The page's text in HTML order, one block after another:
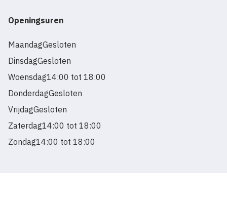
Openingsuren
MaandagGesloten
DinsdagGesloten
Woensdag14:00 tot 18:00
DonderdagGesloten
VrijdagGesloten
Zaterdag14:00 tot 18:00
Zondag14:00 tot 18:00